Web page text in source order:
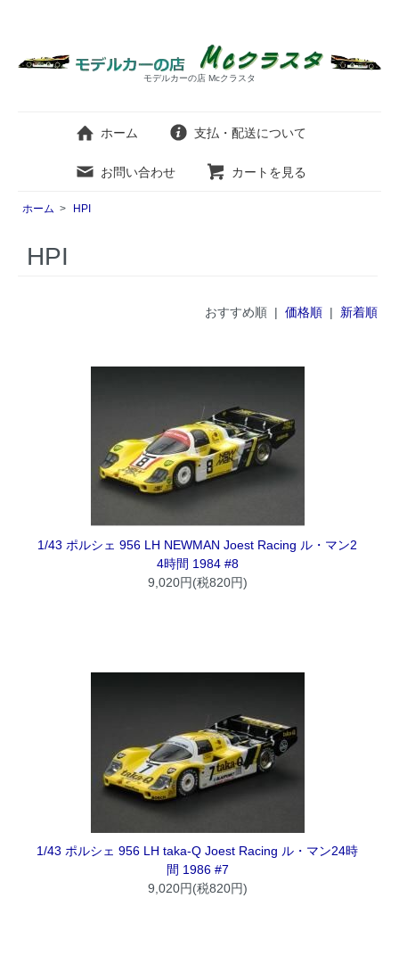
モデルカーの店 Mcクラスタ
ホーム 支払・配送について
お問い合わせ カートを見る
ホーム > HPI
HPI
おすすめ順 | 価格順| 新着順
1/43 ポルシェ 956 LH NEWMAN Joest Racing ル・マン2
4時間 1984 #8
9,020円(税820円)
1/43 ポルシェ 956 LH taka-Q Joest Racing ル・マン24時
間 1986 #7
9,020円(税820円)